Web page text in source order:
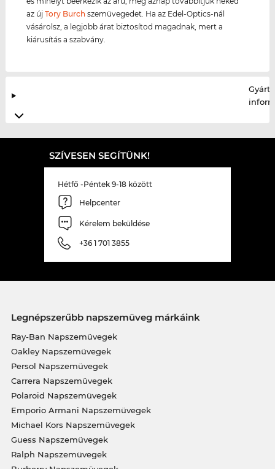
az újTory Burch szemüvegedet. Ha az Edel-Optics-nál
vásárolsz, a legjobb árat biztosítod magadnak, mert a
kiárusítás a szabvány.
SZÍVESEN SEGÍTÜNK!
Hétfő -Péntek 9-18 között
Helpcenter
Kérelem beküldése
+36 1 701 3855
Legnépszerűbb napszemüveg márkáink
Ray-Ban Napszemüvegek
Oakley Napszemüvegek
Persol Napszemüvegek
Carrera Napszemüvegek
Polaroid Napszemüvegek
Emporio Armani Napszemüvegek
Michael Kors Napszemüvegek
Guess Napszemüvegek
Ralph Napszemüvegek